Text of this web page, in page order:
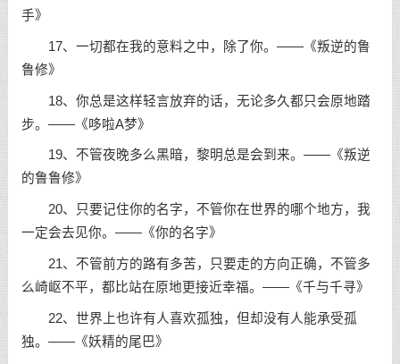
手》
17、一切都在我的意料之中，除了你。——《叛逆的鲁
鲁修》
18、你总是这样轻言放弃的话，无论多久都只会原地踏
步。——《哆啦A梦》
19、不管夜晚多么黑暗，黎明总是会到来。——《叛逆
的鲁鲁修》
20、只要记住你的名字，不管你在世界的哪个地方，我
一定会去见你。——《你的名字》
21、不管前方的路有多苦，只要走的方向正确，不管多
么崎岖不平，都比站在原地更接近幸福。——《千与千寻》
22、世界上也许有人喜欢孤独，但却没有人能承受孤
独。——《妖精的尾巴》